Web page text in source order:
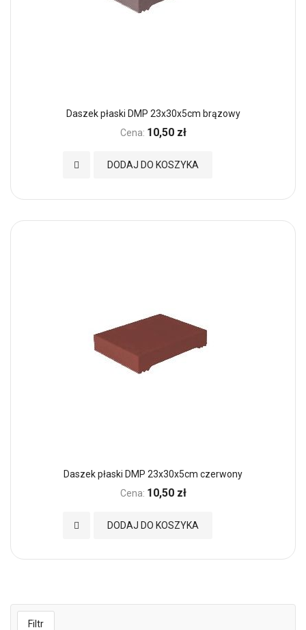
Daszek płaski DMP 23x30x5cm brązowy
Cena: 10,50 zł
DODAJ DO KOSZYKA
Dodaj do Ulubionych
Daszek płaski DMP 23x30x5cm czerwony
Cena: 10,50 zł
DODAJ DO KOSZYKA
Dodaj do Ulubionych
Filtr